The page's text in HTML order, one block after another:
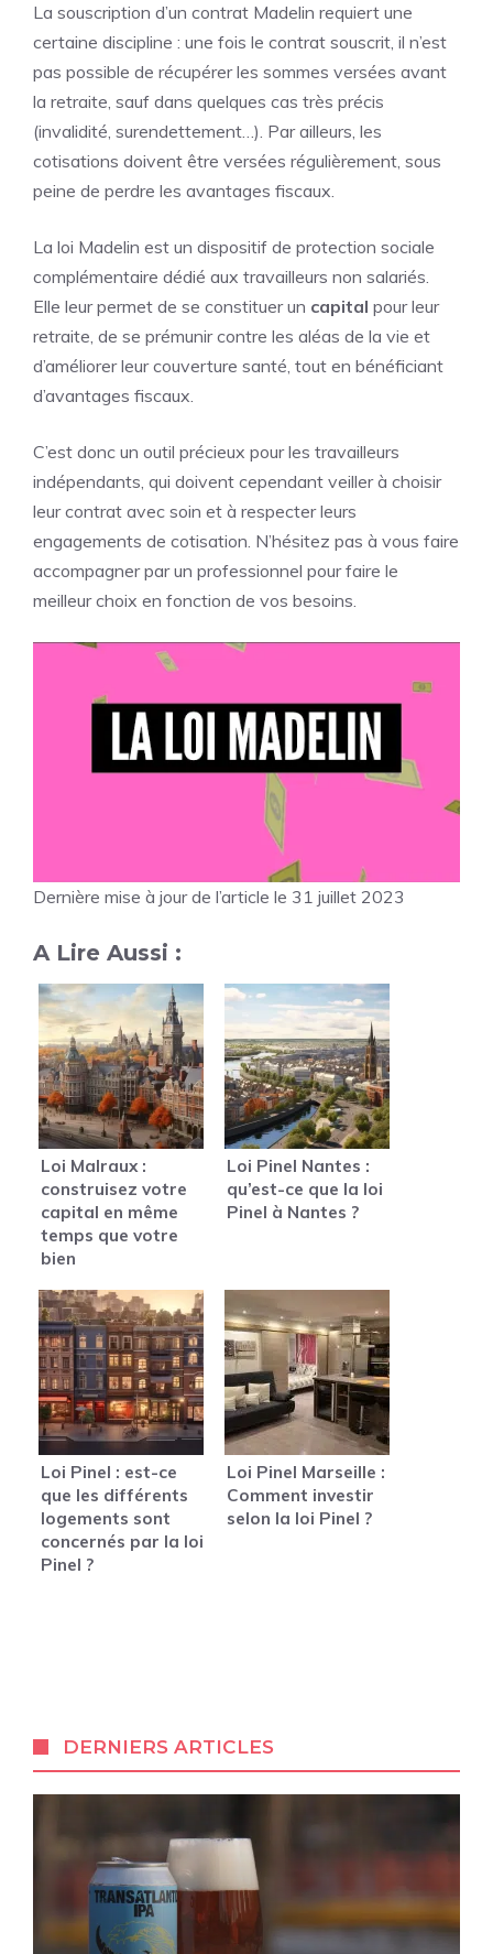
La souscription d’un contrat Madelin requiert une
certaine discipline : une fois le contrat souscrit, il n’est
pas possible de récupérer les sommes versées avant
la retraite, sauf dans quelques cas très précis
(invalidité, surendettement…). Par ailleurs, les
cotisations doivent être versées régulièrement, sous
peine de perdre les avantages fiscaux.
La loi Madelin est un dispositif de protection sociale
complémentaire dédié aux travailleurs non salariés.
Elle leur permet de se constituer un capital pour leur
retraite, de se prémunir contre les aléas de la vie et
d’améliorer leur couverture santé, tout en bénéficiant
d’avantages fiscaux.
C’est donc un outil précieux pour les travailleurs
indépendants, qui doivent cependant veiller à choisir
leur contrat avec soin et à respecter leurs
engagements de cotisation. N’hésitez pas à vous faire
accompagner par un professionnel pour faire le
meilleur choix en fonction de vos besoins.
Dernière mise à jour de l’article le 31 juillet 2023
A Lire Aussi :
Loi Malraux :
construisez votre
capital en même
temps que votre
bien
Loi Pinel Nantes :
qu’est-ce que la loi
Pinel à Nantes ?
Loi Pinel : est-ce
que les différents
logements sont
concernés par la loi
Pinel ?
Loi Pinel Marseille :
Comment investir
selon la loi Pinel ?
DERNIERS ARTICLES